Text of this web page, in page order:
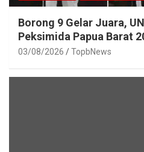
Borong 9 Gelar Juara,
Peksimida Papua Barat
03/08/2026 TopbNews